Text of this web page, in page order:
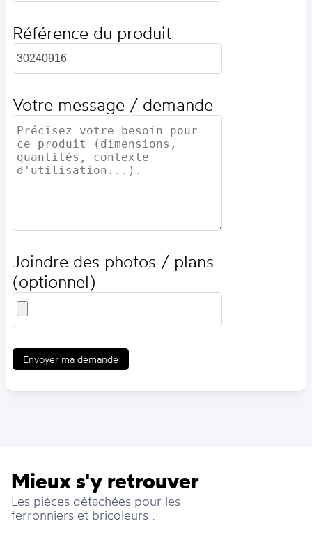
Référence du produit
Votre message / demande
Joindre des photos / plans
(optionnel)
Envoyer ma demande
Mieux s'y retrouver
Les pièces détachées pour les
ferronniers et bricoleurs :